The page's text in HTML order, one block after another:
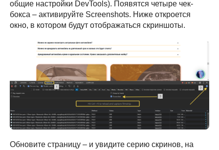
общие настройки DevTools). Появятся четыре чек-
бокса – активируйте Screenshots. Ниже откроется
окно, в котором будут отображаться скриншоты.
Обновите страницу – и увидите серию скринов, на